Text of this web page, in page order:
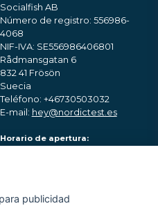
Socialfish AB
Número de registro: 556986-
4068
NIF-IVA: SE556986406801
Rådmansgatan 6
832 41 Frösön
Suecia
Teléfono: +46730503032
E-mail: hey@nordictest.es
Horario de apertura:
publicidad